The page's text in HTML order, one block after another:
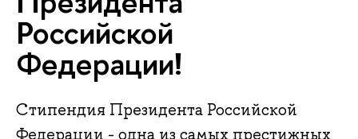
Российской
Федерации!
Стипендия Президента Российской
Федерации - одна из самых престижных